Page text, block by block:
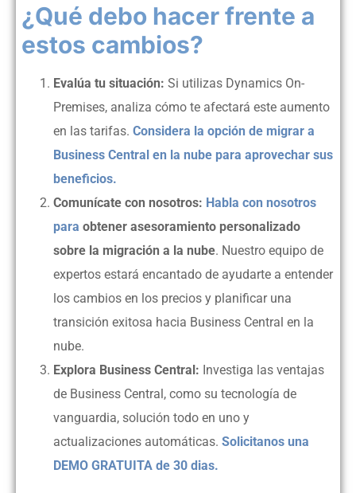
¿Qué debo hacer frente a
estos cambios?
Evalúa tu situación: Si utilizas Dynamics On-
Premises, analiza cómo te afectará este aumento
en las tarifas. Considera la opción de migrar a
Business Central en la nube para aprovechar sus
beneficios.
Comunícate con nosotros: Habla con nosotros
para obtener asesoramiento personalizado
sobre la migración a la nube. Nuestro equipo de
expertos estará encantado de ayudarte a entender
los cambios en los precios y planificar una
transición exitosa hacia Business Central en la
nube.
Explora Business Central: Investiga las ventajas
de Business Central, como su tecnología de
vanguardia, solución todo en uno y
actualizaciones automáticas. Solicitanos una
DEMO GRATUITA de 30 dias.